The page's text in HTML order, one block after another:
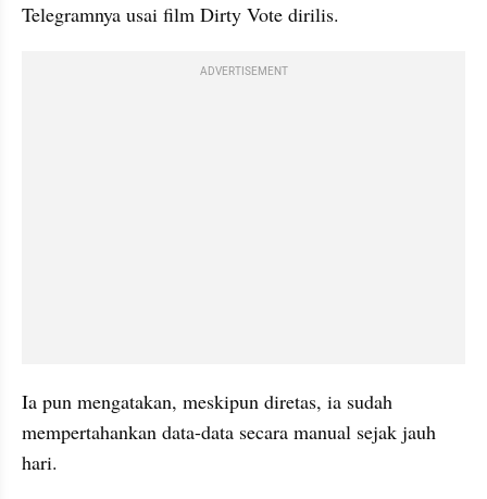
Telegramnya usai film Dirty Vote dirilis.
ADVERTISEMENT
Ia pun mengatakan, meskipun diretas, ia sudah
mempertahankan data-data secara manual sejak jauh
hari.